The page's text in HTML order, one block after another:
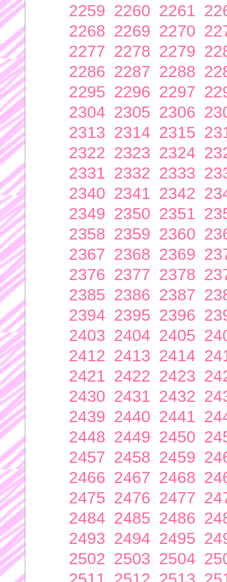
2259 2260 2261
2268 2269 2270
2277 2278 2279
2286 2287 2288
2295 2296 2297
2304 2305 2306
2313 2314 2315
2322 2323 2324
2331 2332 2333
2340 2341 2342
2349 2350 2351
2358 2359 2360
2367 2368 2369
2376 2377 2378
2385 2386 2387
2394 2395 2396
2403 2404 2405
2412 2413 2414
2421 2422 2423
2430 2431 2432
2439 2440 2441
2448 2449 2450
2457 2458 2459
2466 2467 2468
2475 2476 2477
2484 2485 2486
2493 2494 2495
2502 2503 2504